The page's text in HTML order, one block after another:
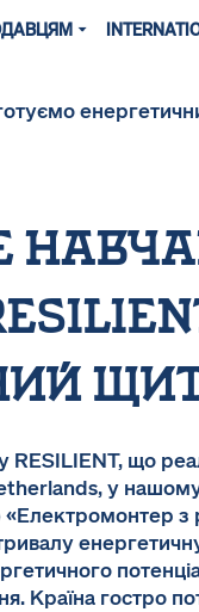
що
у нашому
«Електромонтер
енергетичну
Країна гостро